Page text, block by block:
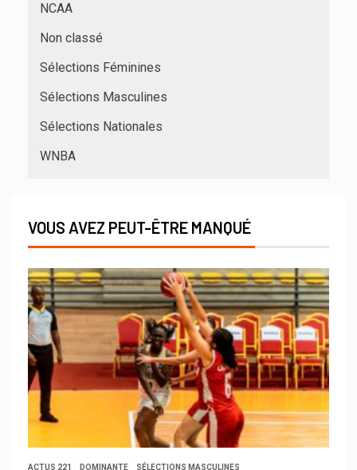
NCAA
Non classé
Sélections Féminines
Sélections Masculines
Sélections Nationales
WNBA
VOUS AVEZ PEUT-ÊTRE MANQUÉ
ACTUS 221 DOMINANTE
SÉLECTIONS MASCULINES